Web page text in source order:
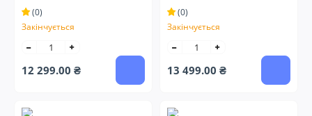
(0)
Закінчується
12 299.00 ₴
(0)
Закінчується
13 499.00 ₴